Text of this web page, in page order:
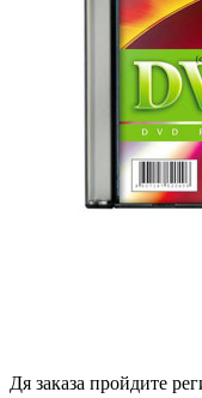
Дя заказа пройдите